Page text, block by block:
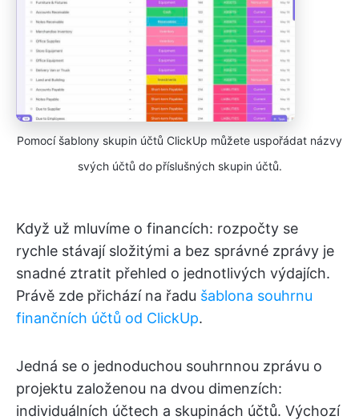
Pomocí šablony skupin účtů ClickUp můžete uspořádat názvy
svých účtů do příslušných skupin účtů.
Když už mluvíme o financích: rozpočty se
rychle stávají složitými a bez správné zprávy je
snadné ztratit přehled o jednotlivých výdajích.
Právě zde přichází na řadu šablona souhrnu
finančních účtů od ClickUp.
Jedná se o jednoduchou souhrnnou zprávu o
projektu založenou na dvou dimenzích:
individuálních účtech a skupinách účtů. Výchozí